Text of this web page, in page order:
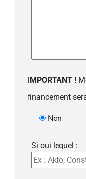
IMPORTANT !
financement
Non
Si oui lequel :